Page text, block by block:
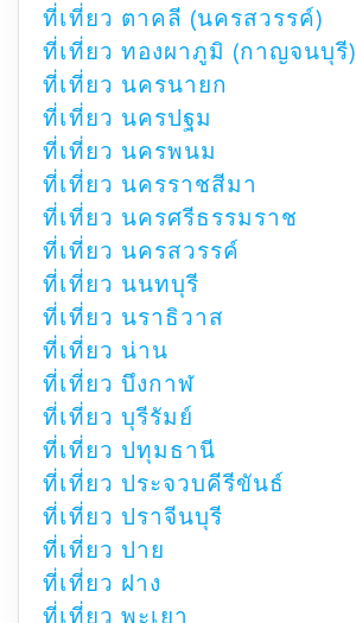
ที่เที่ยว ตาคลี (นครสวรรค์)
ที่เที่ยว ทองผาภูมิ (กาญจนบุรี)
ที่เที่ยว นครนายก
ที่เที่ยว นครปฐม
ที่เที่ยว นครพนม
ที่เที่ยว นครราชสีมา
ที่เที่ยว นครศรีธรรมราช
ที่เที่ยว นครสวรรค์
ที่เที่ยว นนทบุรี
ที่เที่ยว นราธิวาส
ที่เที่ยว น่าน
ที่เที่ยว บึงกาฬ
ที่เที่ยว บุรีรัมย์
ที่เที่ยว ปทุมธานี
ที่เที่ยว ประจวบคีรีขันธ์
ที่เที่ยว ปราจีนบุรี
ที่เที่ยว ปาย
ที่เที่ยว ฝาง
ที่เที่ยว พะเยา